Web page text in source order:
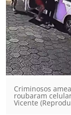
Criminosos
roubaram
Vicente